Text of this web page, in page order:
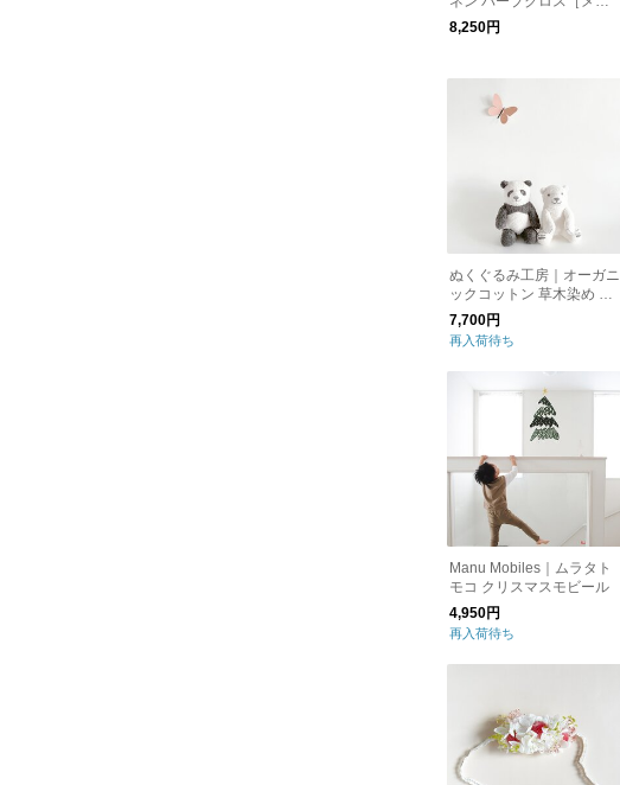
ル便］
8,250円
ぬくぐるみ工房｜オーガニ
ックコットン 草木染め パ
ンダのぬいぐるみ
7,700円
再入荷待ち
Manu Mobiles｜ムラタト
モコ クリスマスモビール
4,950円
再入荷待ち